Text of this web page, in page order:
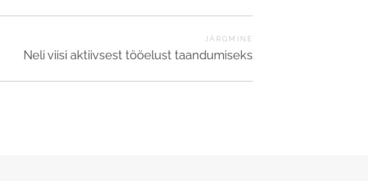
JÄRGMINE
Neli viisi aktiivsest tööelust taandumiseks